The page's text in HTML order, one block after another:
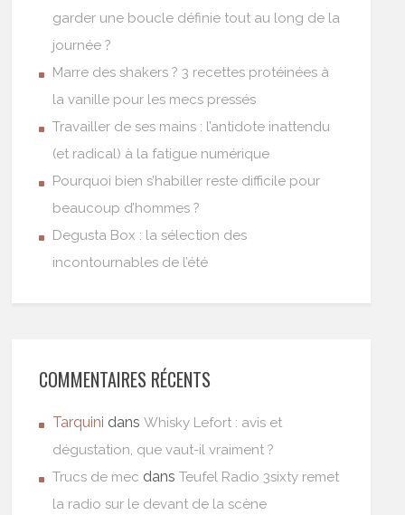
garder une boucle définie tout au long de la
journée ?
Marre des shakers ? 3 recettes protéinées à
la vanille pour les mecs pressés
Travailler de ses mains : l’antidote inattendu
(et radical) à la fatigue numérique
Pourquoi bien s’habiller reste difficile pour
beaucoup d’hommes ?
Degusta Box : la sélection des
incontournables de l’été
COMMENTAIRES RÉCENTS
Tarquini dansWhisky Lefort : avis et
dégustation, que vaut-il vraiment ?
Trucs de mec dansTeufel Radio 3sixty remet
la radio sur le devant de la scène